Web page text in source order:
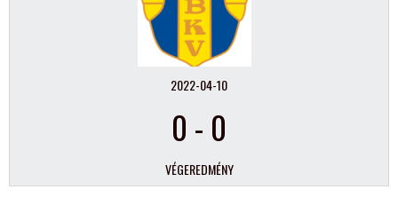
2022-04-10
0 - 0
VÉGEREDMÉNY